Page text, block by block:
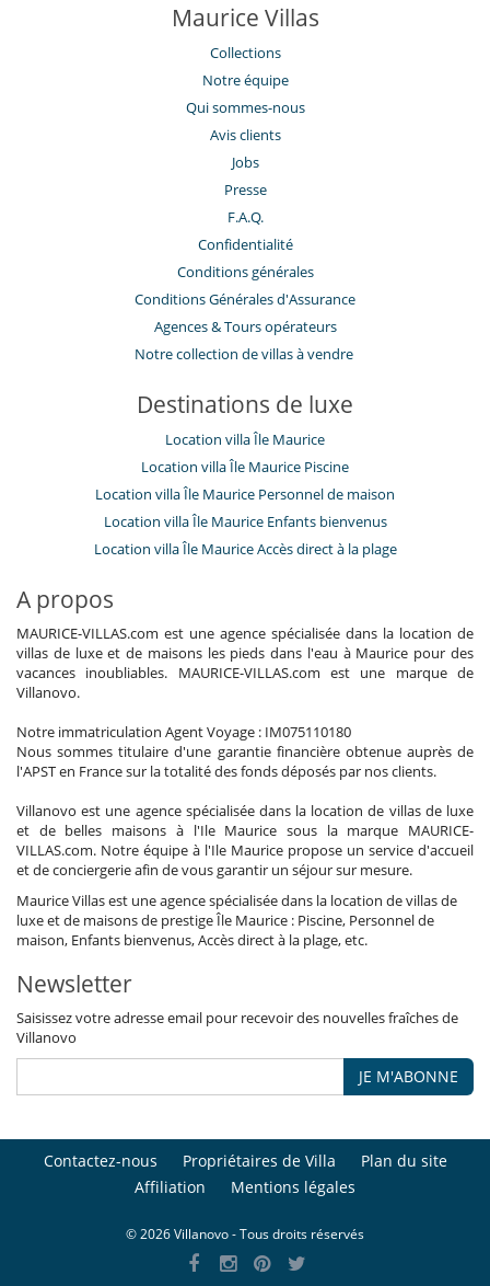
Maurice Villas
Collections
Notre équipe
Qui sommes-nous
Avis clients
Jobs
Presse
F.A.Q.
Confidentialité
Conditions générales
Conditions Générales d'Assurance
​Agences & Tours opérateurs
Notre collection de villas à vendre
Destinations de luxe
Location villa Île Maurice
Location villa Île Maurice Piscine
Location villa Île Maurice Personnel de maison
Location villa Île Maurice Enfants bienvenus
Location villa Île Maurice Accès direct à la plage
A propos
MAURICE-VILLAS.com est une agence spécialisée dans la location de
villas de luxe et de maisons les pieds dans l'eau à Maurice pour des
vacances inoubliables. MAURICE-VILLAS.com est une marque de
Villanovo.
Notre immatriculation Agent Voyage : IM075110180
Nous sommes titulaire d'une garantie financière obtenue auprès de
l'APST en France sur la totalité des fonds déposés par nos clients.
Villanovo est une agence spécialisée dans la location de villas de luxe
et de belles maisons à l'Ile Maurice sous la marque MAURICE-
VILLAS.com. Notre équipe à l'Ile Maurice propose un service d'accueil
et de conciergerie afin de vous garantir un séjour sur mesure.
Maurice Villas est une agence spécialisée dans la location de villas de
luxe et de maisons de prestige Île Maurice : Piscine, Personnel de
maison, Enfants bienvenus, Accès direct à la plage, etc.
Newsletter
Saisissez votre adresse email pour recevoir des nouvelles fraîches de
Villanovo
JE M'ABONNE
Contactez-nous Propriétaires de Villa
Plan du site
Affiliation
Mentions légales
© 2026 Villanovo - Tous droits réservés